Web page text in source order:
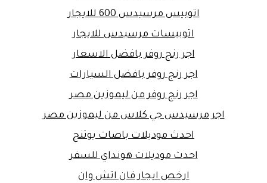
اتوبيس مرسيدس 600 للايجار
اتوبيسات مرسيدس للايجار
اجر رنج روفر بافضل الاسعار
اجر رنج روفر بافضل السيارات
اجر رنج روفر من ليموزين مصر
اجر مرسيدس جي كلاس من ليموزين مصر
احدث موديلات باصات يوتنج
احدث موديلات هونداي للسفر
ارخص ايجار فان اتش وان